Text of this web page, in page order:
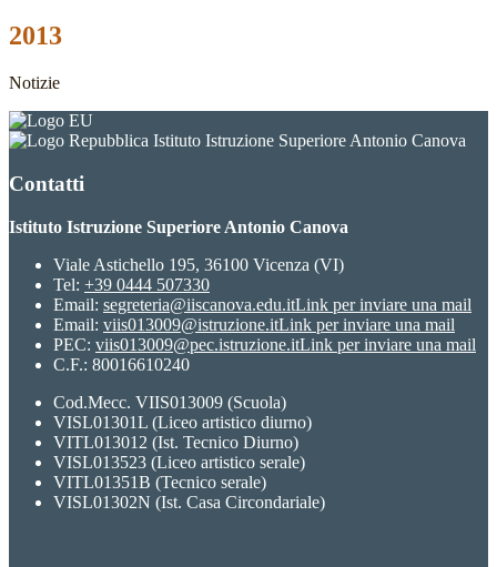
2013
Notizie
Istituto Istruzione Superiore Antonio Canova
Contatti
Istituto Istruzione Superiore Antonio Canova
Viale Astichello 195, 36100 Vicenza (VI)
Tel: +39 0444 507330
Email: segreteria@iiscanova.edu.itLink per inviare una mail
Email: viis013009@istruzione.itLink per inviare una mail
PEC: viis013009@pec.istruzione.itLink per inviare una mail
C.F.: 80016610240
Cod.Mecc. VIIS013009 (Scuola)
VISL01301L (Liceo artistico diurno)
VITL013012 (Ist. Tecnico Diurno)
VISL013523 (Liceo artistico serale)
VITL01351B (Tecnico serale)
VISL01302N (Ist. Casa Circondariale)